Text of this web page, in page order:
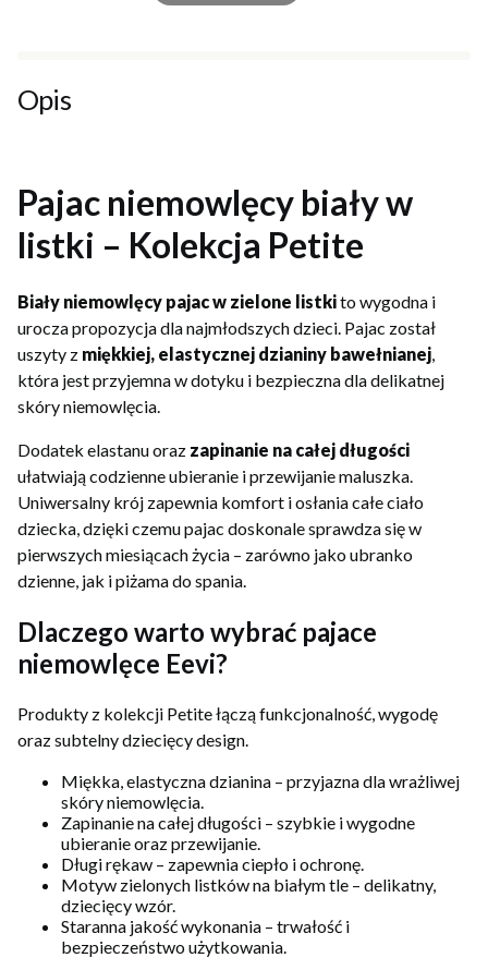
Opis
Pajac niemowlęcy biały w
listki – Kolekcja Petite
Biały niemowlęcy pajac w zielone listkito wygodna i
urocza propozycja dla najmłodszych dzieci. Pajac został
uszyty z miękkiej, elastycznej dzianiny bawełnianej,
która jest przyjemna w dotyku i bezpieczna dla delikatnej
skóry niemowlęcia.
Dodatek elastanu oraz zapinanie na całej długości
ułatwiają codzienne ubieranie i przewijanie maluszka.
Uniwersalny krój zapewnia komfort i osłania całe ciało
dziecka, dzięki czemu pajac doskonale sprawdza się w
pierwszych miesiącach życia – zarówno jako ubranko
dzienne, jak i piżama do spania.
Dlaczego warto wybrać pajace
niemowlęce Eevi?
Produkty z kolekcji Petite łączą funkcjonalność, wygodę
oraz subtelny dziecięcy design.
Miękka, elastyczna dzianina – przyjazna dla wrażliwej
skóry niemowlęcia.
Zapinanie na całej długości – szybkie i wygodne
ubieranie oraz przewijanie.
Długi rękaw – zapewnia ciepło i ochronę.
Motyw zielonych listków na białym tle – delikatny,
dziecięcy wzór.
Staranna jakość wykonania – trwałość i
bezpieczeństwo użytkowania.